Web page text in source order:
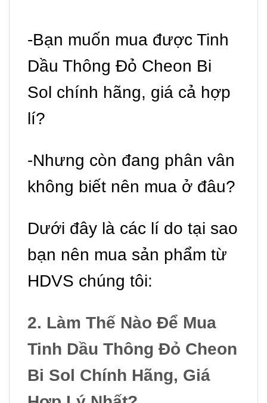
-Bạn muốn mua được Tinh
Dầu Thông Đỏ Cheon Bi
Sol chính hãng, giá cả hợp
lí?
-Nhưng còn đang phân vân
không biết nên mua ở đâu?
Dưới đây là các lí do tại sao
bạn nên mua sản phẩm từ
HDVS chúng tôi:
2. Làm Thế Nào Để Mua
Tinh Dầu Thông Đỏ Cheon
Bi Sol Chính Hãng, Giá